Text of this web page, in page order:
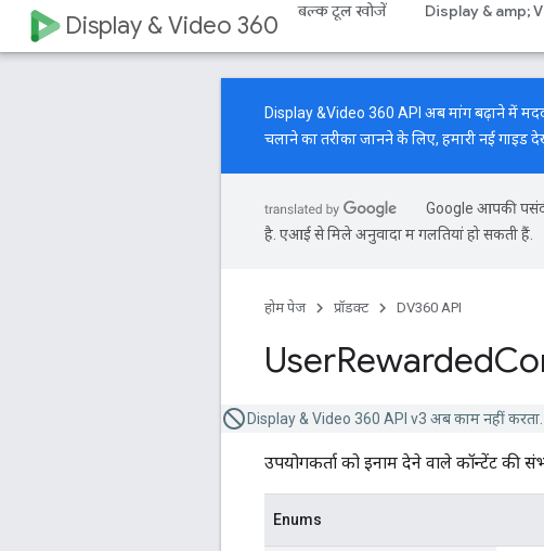
Display & Video 360 बल्क टूल खोजें Display & amp;
Display &Video 360 API अब मांग बढ़ाने में
चलाने का तरीका जानने के लिए, हमारीनई गाइड
Google आपकी
है. एआई से मिले अनुवादों में गलतियां हो सकती हैं.
होम पेज प्रॉडक्ट DV360 API
UserRewarded
Display & Video 360 API v3 अब काम नहीं
उपयोगकर्ता को इनाम देने वाले कॉन्टेंट की
Enums